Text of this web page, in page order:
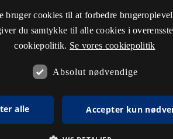
bruger cookies til at forbedre
du samtykke til alle cookies i
cookiepolitik. Se vores cookiepolitik
Absolut nødvendige
alle Accepter kun